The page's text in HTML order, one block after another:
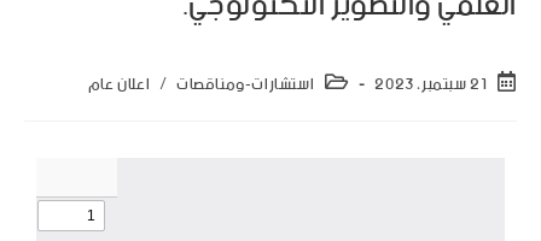
21 سبتمبر، 2023 استشارات-ومناقصات / اعلان عام